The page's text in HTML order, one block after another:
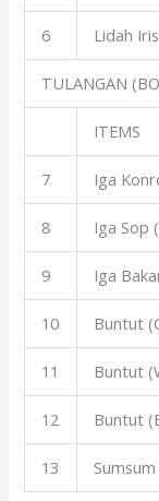
6 Lidah
TULANGAN
ITEMS
7 Iga
8 Iga Sop
9 Iga
10 Buntut
11 Buntut
12 Buntut
13 Sumsum